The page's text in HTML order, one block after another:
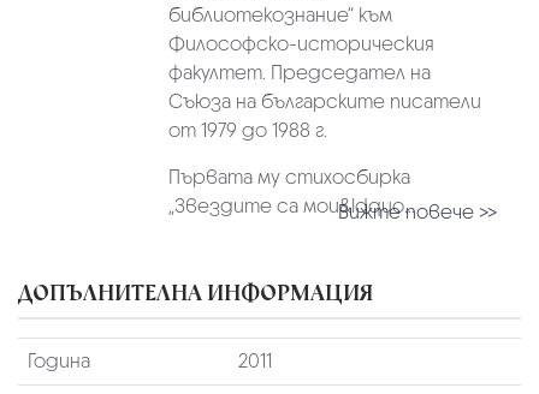
библиотекознание“ към
Философско-историческия
факултет. Председател на
Съюза на българските писатели
от 1979 до 1988 г.
Първата му стихосбирка
„Звездите са мои&ldquo...Вижте повече >>
ДОПЪЛНИТЕЛНА ИНФОРМАЦИЯ
Година
2011